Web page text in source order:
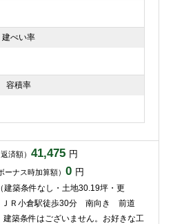
建ぺい率
容積率
済額） 41,475 円
ーナス時加算額） 0 円
建築条件なし・土地30.19坪・更
ＪＲ小倉駅徒歩30分 南向き 前道
築条件はございません。お好きな工